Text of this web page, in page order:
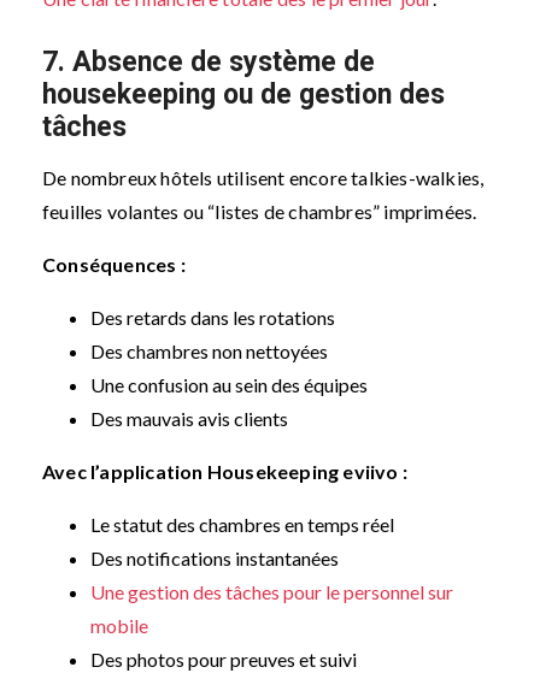
7. Absence de système de
housekeeping ou de gestion des
tâches
De nombreux hôtels utilisent encore talkies-walkies,
feuilles volantes ou “listes de chambres” imprimées.
Conséquences :
Des retards dans les rotations
Des chambres non nettoyées
Une confusion au sein des équipes
Des mauvais avis clients
Avec l’application Housekeeping eviivo :
Le statut des chambres en temps réel
Des notifications instantanées
Une gestion des tâches pour le personnel sur
mobile
Des photos pour preuves et suivi